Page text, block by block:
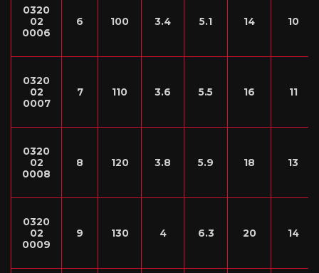
0320
02
0006
6 100 3.4 5.1 14 10
0320
02
0007
7 110 3.6 5.5 16 11
0320
02
0008
8 120 3.8 5.9 18 13
0320
02
0009
9 130 4 6.3 20 14